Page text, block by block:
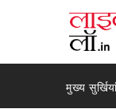
मुख्य